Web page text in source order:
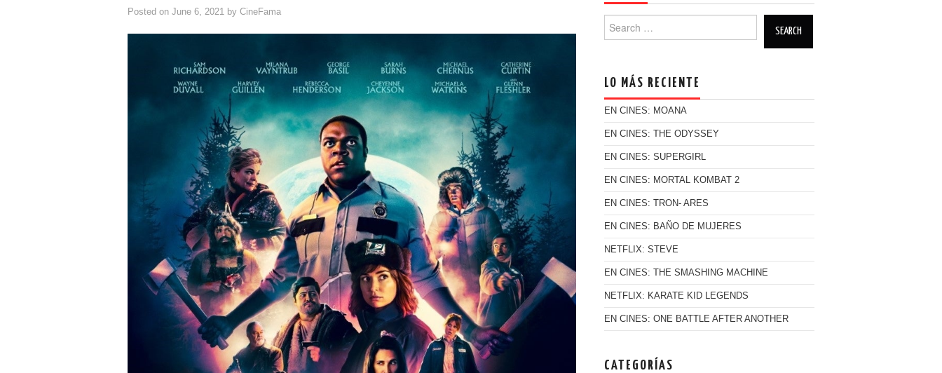
Posted on June 6, 2021 by CineFama
Search for:
LO MÁS RECIENTE
EN CINES: MOANA
EN CINES: THE ODYSSEY
EN CINES: SUPERGIRL
EN CINES: MORTAL KOMBAT 2
EN CINES: TRON- ARES
EN CINES: BAÑO DE MUJERES
NETFLIX: STEVE
EN CINES: THE SMASHING MACHINE
NETFLIX: KARATE KID LEGENDS
EN CINES: ONE BATTLE AFTER ANOTHER
CATEGORÍAS